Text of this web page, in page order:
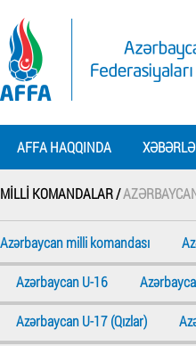
AFFA HAQQINDA
MILLI KOMANDALAR /
Azərbaycan milli komandası
Azərbaycan U-16
Azərbaycan U-17 (Qızlar)